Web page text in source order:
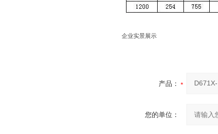
企业实景展示
产品：
您的单位：